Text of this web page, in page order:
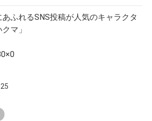
ふれるSNS投稿が人気のキャラクタ
マ」